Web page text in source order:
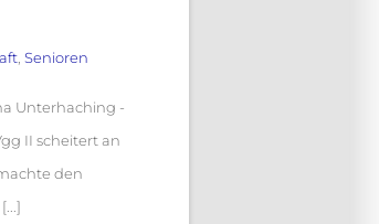
Senioren
Unterhaching -
II scheitert an
den